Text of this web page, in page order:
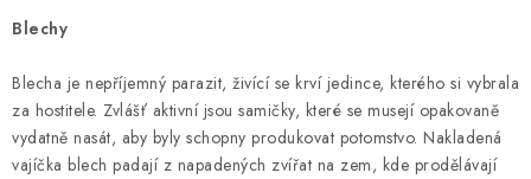
PRO CHOVATELE
NA NEMOCI
Blechy
Blecha je nepříjemný parazit, živící se krví jedince, kterého si vybrala
za hostitele. Zvlášť aktivní jsou samičky, které se musejí opakovaně
vydatně nasát, aby byly schopny produkovat potomstvo. Nakladená
vajíčka blech padají z napadených zvířat na zem, kde prodělávají